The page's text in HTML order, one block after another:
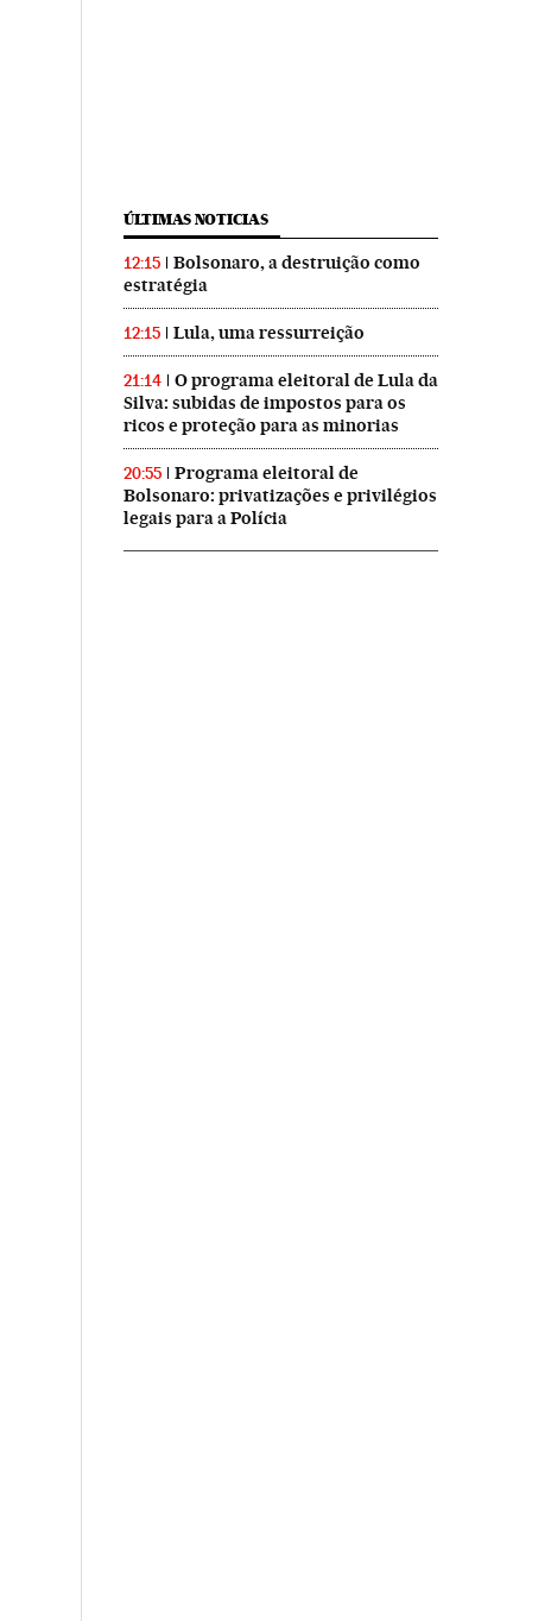
ÚLTIMAS NOTICIAS
12:15
Bolsonaro, a destruição como
estratégia
12:15 Lula, uma ressurreição
21:14
O programa eleitoral de Lula da
Silva: subidas de impostos para os
ricos e proteção para as minorias
20:55
Programa eleitoral de
Bolsonaro: privatizações e privilégios
legais para a Polícia